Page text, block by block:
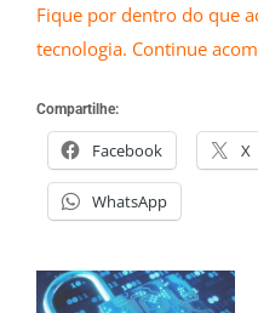
Fique por dentro do que
tecnologia. Continue
Compartilhe:
Facebook X
WhatsApp